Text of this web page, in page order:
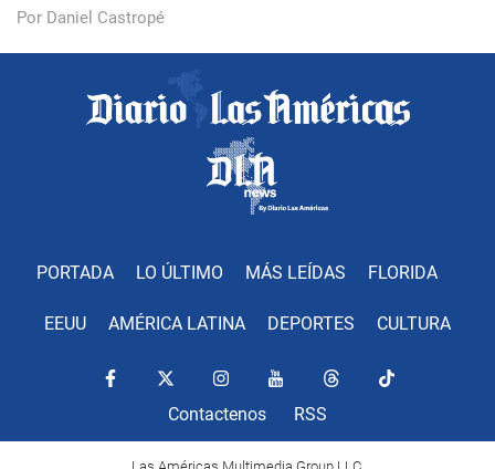
Por Daniel Castropé
PORTADA LO ÚLTIMO MÁS LEÍDAS FLORIDA
EEUU AMÉRICA LATINA DEPORTES CULTURA
Contactenos RSS